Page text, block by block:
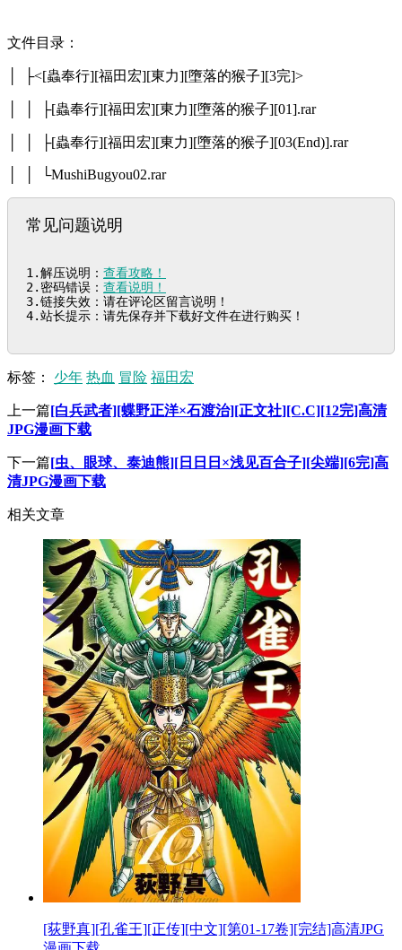
文件目录：
│ ├<[蟲奉行][福田宏][東力][墮落的猴子][3完]>
│ │ ├[蟲奉行][福田宏][東力][墮落的猴子][01].rar
│ │ ├[蟲奉行][福田宏][東力][墮落的猴子][03(End)].rar
│ │ └MushiBugyou02.rar
常见问题说明
1.解压说明： 查看攻略！
2.密码错误： 查看说明！
3.链接失效：请在评论区留言说明！
4.站长提示：请先保存并下载好文件在进行购买！
标签： 少年 热血 冒险 福田宏
上一篇[白兵武者][蝶野正洋×石渡治][正文社][C.C][12完]高清
JPG漫画下载
下一篇[虫、眼球、泰迪熊][日日日×浅见百合子][尖端][6完]高
清JPG漫画下载
相关文章
[荻野真][孔雀王][正传][中文][第01-17卷][完结]高清JPG